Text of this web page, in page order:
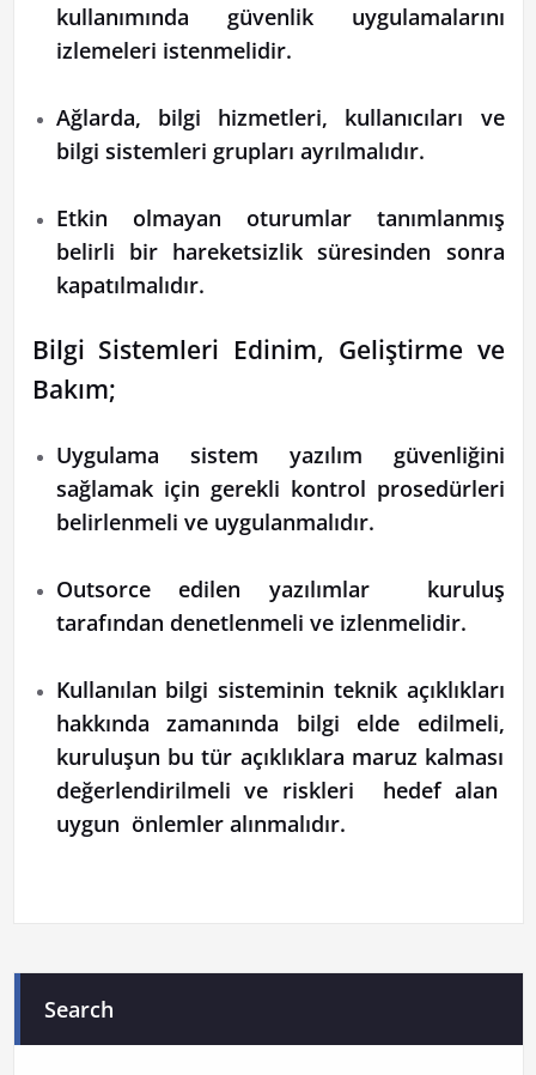
kullanımında güvenlik uygulamalarını
izlemeleri istenmelidir.
Ağlarda, bilgi hizmetleri, kullanıcıları ve
bilgi sistemleri grupları ayrılmalıdır.
Etkin olmayan oturumlar tanımlanmış
belirli bir hareketsizlik süresinden sonra
kapatılmalıdır.
Bilgi Sistemleri Edinim, Geliştirme ve
Bakım;
Uygulama sistem yazılım güvenliğini
sağlamak için gerekli kontrol prosedürleri
belirlenmeli ve uygulanmalıdır.
Outsorce edilen yazılımlar kuruluş
tarafından denetlenmeli ve izlenmelidir.
Kullanılan bilgi sisteminin teknik açıklıkları
hakkında zamanında bilgi elde edilmeli,
kuruluşun bu tür açıklıklara maruz kalması
değerlendirilmeli ve riskleri hedef alan
uygun önlemler alınmalıdır.
Search